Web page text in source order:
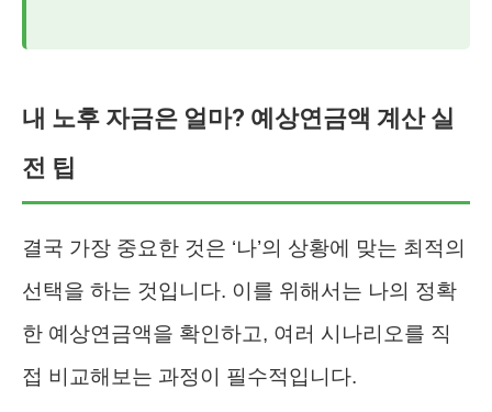
내 노후 자금은 얼마? 예상연금액 계산 실
전 팁
결국 가장 중요한 것은 ‘나’의 상황에 맞는 최적의
선택을 하는 것입니다. 이를 위해서는 나의 정확
한 예상연금액을 확인하고, 여러 시나리오를 직
접 비교해보는 과정이 필수적입니다.